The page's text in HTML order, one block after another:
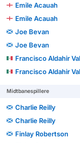
Emile Acauah
Emile Acauah
Joe Bevan
Joe Bevan
Francisco Aldahir
Francisco Aldahir
Midtbanespillere
Charlie Reilly
Charlie Reilly
Finlay Robertson